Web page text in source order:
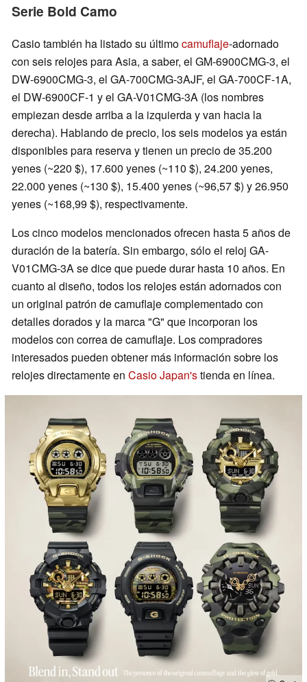
Serie Bold Camo
Casio también ha listado su últimocamuflaje-adornado
con seis relojes para Asia, a saber, el GM-6900CMG-3, el
DW-6900CMG-3, el GA-700CMG-3AJF, el GA-700CF-1A,
el DW-6900CF-1 y el GA-V01CMG-3A (los nombres
empiezan desde arriba a la izquierda y van hacia la
derecha). Hablando de precio, los seis modelos ya están
disponibles para reserva y tienen un precio de 35.200
yenes (~220 $), 17.600 yenes (~110 $), 24.200 yenes,
22.000 yenes (~130 $), 15.400 yenes (~96,57 $) y 26.950
yenes (~168,99 $), respectivamente.
Los cinco modelos mencionados ofrecen hasta 5 años de
duración de la batería. Sin embargo, sólo el reloj GA-
V01CMG-3A se dice que puede durar hasta 10 años. En
cuanto al diseño, todos los relojes están adornados con
un original patrón de camuflaje complementado con
detalles dorados y la marca "G" que incorporan los
modelos con correa de camuflaje. Los compradores
interesados pueden obtener más información sobre los
relojes directamente en Casio Japan'stienda en línea.